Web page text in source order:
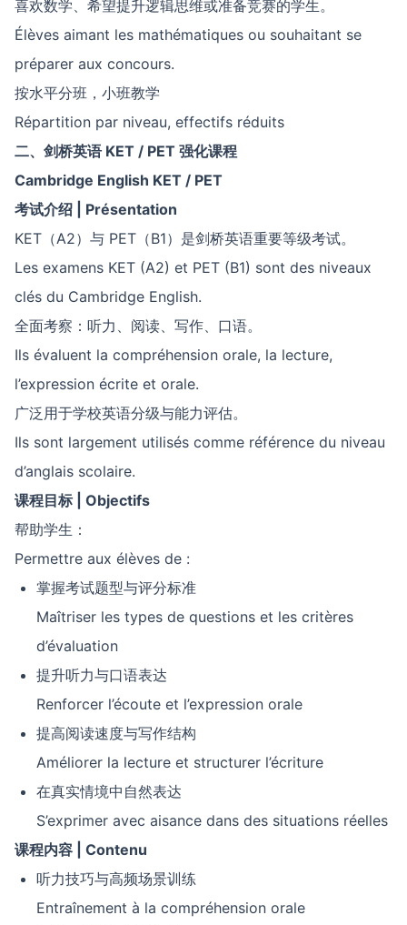
喜欢数学、希望提升逻辑思维或准备竞赛的学生。
Élèves aimant les mathématiques ou souhaitant se
préparer aux concours.
按水平分班，小班教学
Répartition par niveau, effectifs réduits
二、剑桥英语KET / PET 强化课程
Cambridge English KET / PET
考试介绍 | Présentation
KET（A2）与 PET（B1）是剑桥英语重要等级考试。
Les examens KET (A2) et PET (B1) sont des niveaux
clés du Cambridge English.
全面考察：听力、阅读、写作、口语。
Ils évaluent la compréhension orale, la lecture,
l’expression écrite et orale.
广泛用于学校英语分级与能力评估。
Ils sont largement utilisés comme référence du niveau
d’anglais scolaire.
课程目标| Objectifs
帮助学生：
Permettre aux élèves de :
掌握考试题型与评分标准
Maîtriser les types de questions et les critères
d’évaluation
提升听力与口语表达
Renforcer l’écoute et l’expression orale
提高阅读速度与写作结构
Améliorer la lecture et structurer l’écriture
在真实情境中自然表达
S’exprimer avec aisance dans des situations réelles
课程内容 | Contenu
听力技巧与高频场景训练
Entraînement à la compréhension orale